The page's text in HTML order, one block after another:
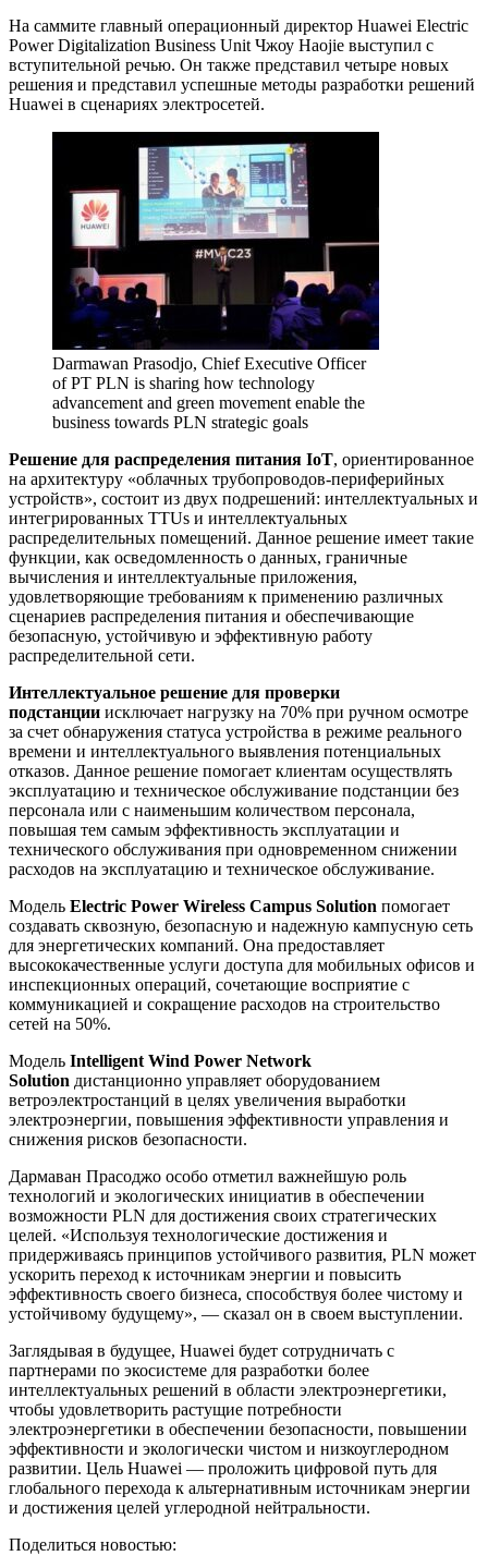
На саммите главный операционный директор Huawei Electric
Power Digitalization Business Unit Чжоу Haojie выступил с
вступительной речью. Он также представил четыре новых
решения и представил успешные методы разработки решений
Huawei в сценариях электросетей.
Darmawan Prasodjo, Chief Executive Officer
of PT PLN is sharing how technology
advancement and green movement enable the
business towards PLN strategic goals
Решение для распределения питания IoT, ориентированное
на архитектуру «облачных трубопроводов-периферийных
устройств», состоит из двух подрешений: интеллектуальных и
интегрированных TTUs и интеллектуальных
распределительных помещений. Данное решение имеет такие
функции, как осведомленность о данных, граничные
вычисления и интеллектуальные приложения,
удовлетворяющие требованиям к применению различных
сценариев распределения питания и обеспечивающие
безопасную, устойчивую и эффективную работу
распределительной сети.
Интеллектуальное решение для проверки
подстанции исключает нагрузку на 70% при ручном осмотре
за счет обнаружения статуса устройства в режиме реального
времени и интеллектуального выявления потенциальных
отказов. Данное решение помогает клиентам осуществлять
эксплуатацию и техническое обслуживание подстанции без
персонала или с наименьшим количеством персонала,
повышая тем самым эффективность эксплуатации и
технического обслуживания при одновременном снижении
расходов на эксплуатацию и техническое обслуживание.
Модель Electric Power Wireless Campus Solution помогает
создавать сквозную, безопасную и надежную кампусную сеть
для энергетических компаний. Она предоставляет
высококачественные услуги доступа для мобильных офисов и
инспекционных операций, сочетающие восприятие с
коммуникацией и сокращение расходов на строительство
сетей на 50%.
Модель Intelligent Wind Power Network
Solution дистанционно управляет оборудованием
ветроэлектростанций в целях увеличения выработки
электроэнергии, повышения эффективности управления и
снижения рисков безопасности.
Дармаван Прасоджо особо отметил важнейшую роль
технологий и экологических инициатив в обеспечении
возможности PLN для достижения своих стратегических
целей. «Используя технологические достижения и
придерживаясь принципов устойчивого развития, PLN может
ускорить переход к источникам энергии и повысить
эффективность своего бизнеса, способствуя более чистому и
устойчивому будущему», — сказал он в своем выступлении.
Заглядывая в будущее, Huawei будет сотрудничать с
партнерами по экосистеме для разработки более
интеллектуальных решений в области электроэнергетики,
чтобы удовлетворить растущие потребности
электроэнергетики в обеспечении безопасности, повышении
эффективности и экологически чистом и низкоуглеродном
развитии. Цель Huawei — проложить цифровой путь для
глобального перехода к альтернативным источникам энергии
и достижения целей углеродной нейтральности.
Поделиться новостью: